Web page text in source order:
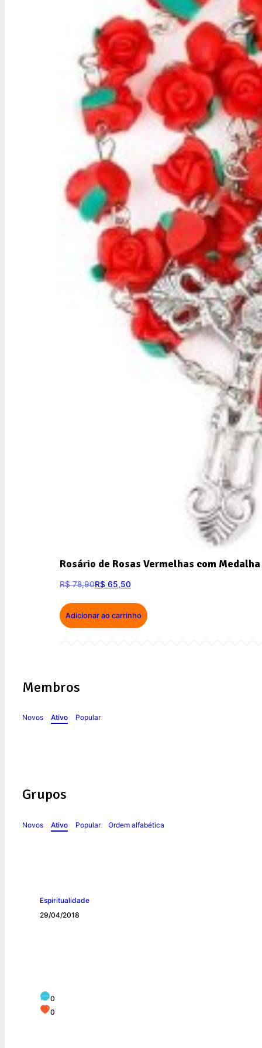
Rosário de Rosas Vermelhas com
R$78,90R$ 65,50
Adicionar ao carrinho
Membros
Novos Ativo Popular
Grupos
Novos Ativo Popular Ordem alfabética
Espiritualidade
29/04/2018
0
0